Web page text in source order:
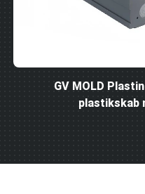
GV MOLD
plastikskab